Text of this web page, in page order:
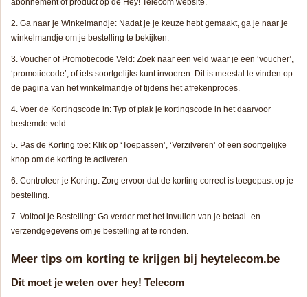
abonnement of product op de Hey! Telecom website.
Ga naar je Winkelmandje: Nadat je je keuze hebt gemaakt, ga je naar je
winkelmandje om je bestelling te bekijken.
Voucher of Promotiecode Veld: Zoek naar een veld waar je een ‘voucher’,
‘promotiecode’, of iets soortgelijks kunt invoeren. Dit is meestal te vinden op
de pagina van het winkelmandje of tijdens het afrekenproces.
Voer de Kortingscode in: Typ of plak je kortingscode in het daarvoor
bestemde veld.
Pas de Korting toe: Klik op ‘Toepassen’, ‘Verzilveren’ of een soortgelijke
knop om de korting te activeren.
Controleer je Korting: Zorg ervoor dat de korting correct is toegepast op je
bestelling.
Voltooi je Bestelling: Ga verder met het invullen van je betaal- en
verzendgegevens om je bestelling af te ronden.
Meer tips om korting te krijgen bij heytelecom.be
Dit moet je weten over hey! Telecom